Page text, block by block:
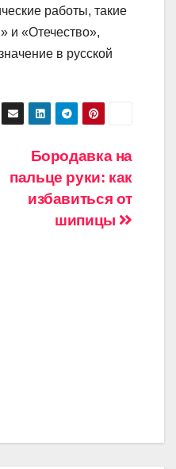
работы, такие
и «Отечество»,
в русской
Бородавка на
пальце руки: как
избавиться от
шипицы